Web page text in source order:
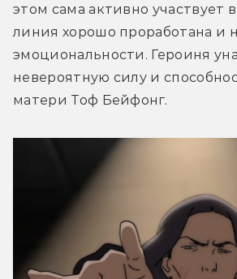
этом сама активно участвует
линия хорошо проработана и
эмоциональности. Героиня
невероятную силу и
матери Тоф Бейфонг.